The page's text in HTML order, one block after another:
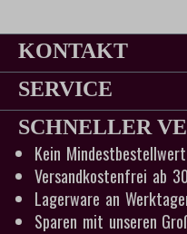
KONTAKT
SERVICE
SCHNELLER
Kein Mindestbestellwert
Versandkostenfrei ab
Lagerware an
Sparen mit unseren